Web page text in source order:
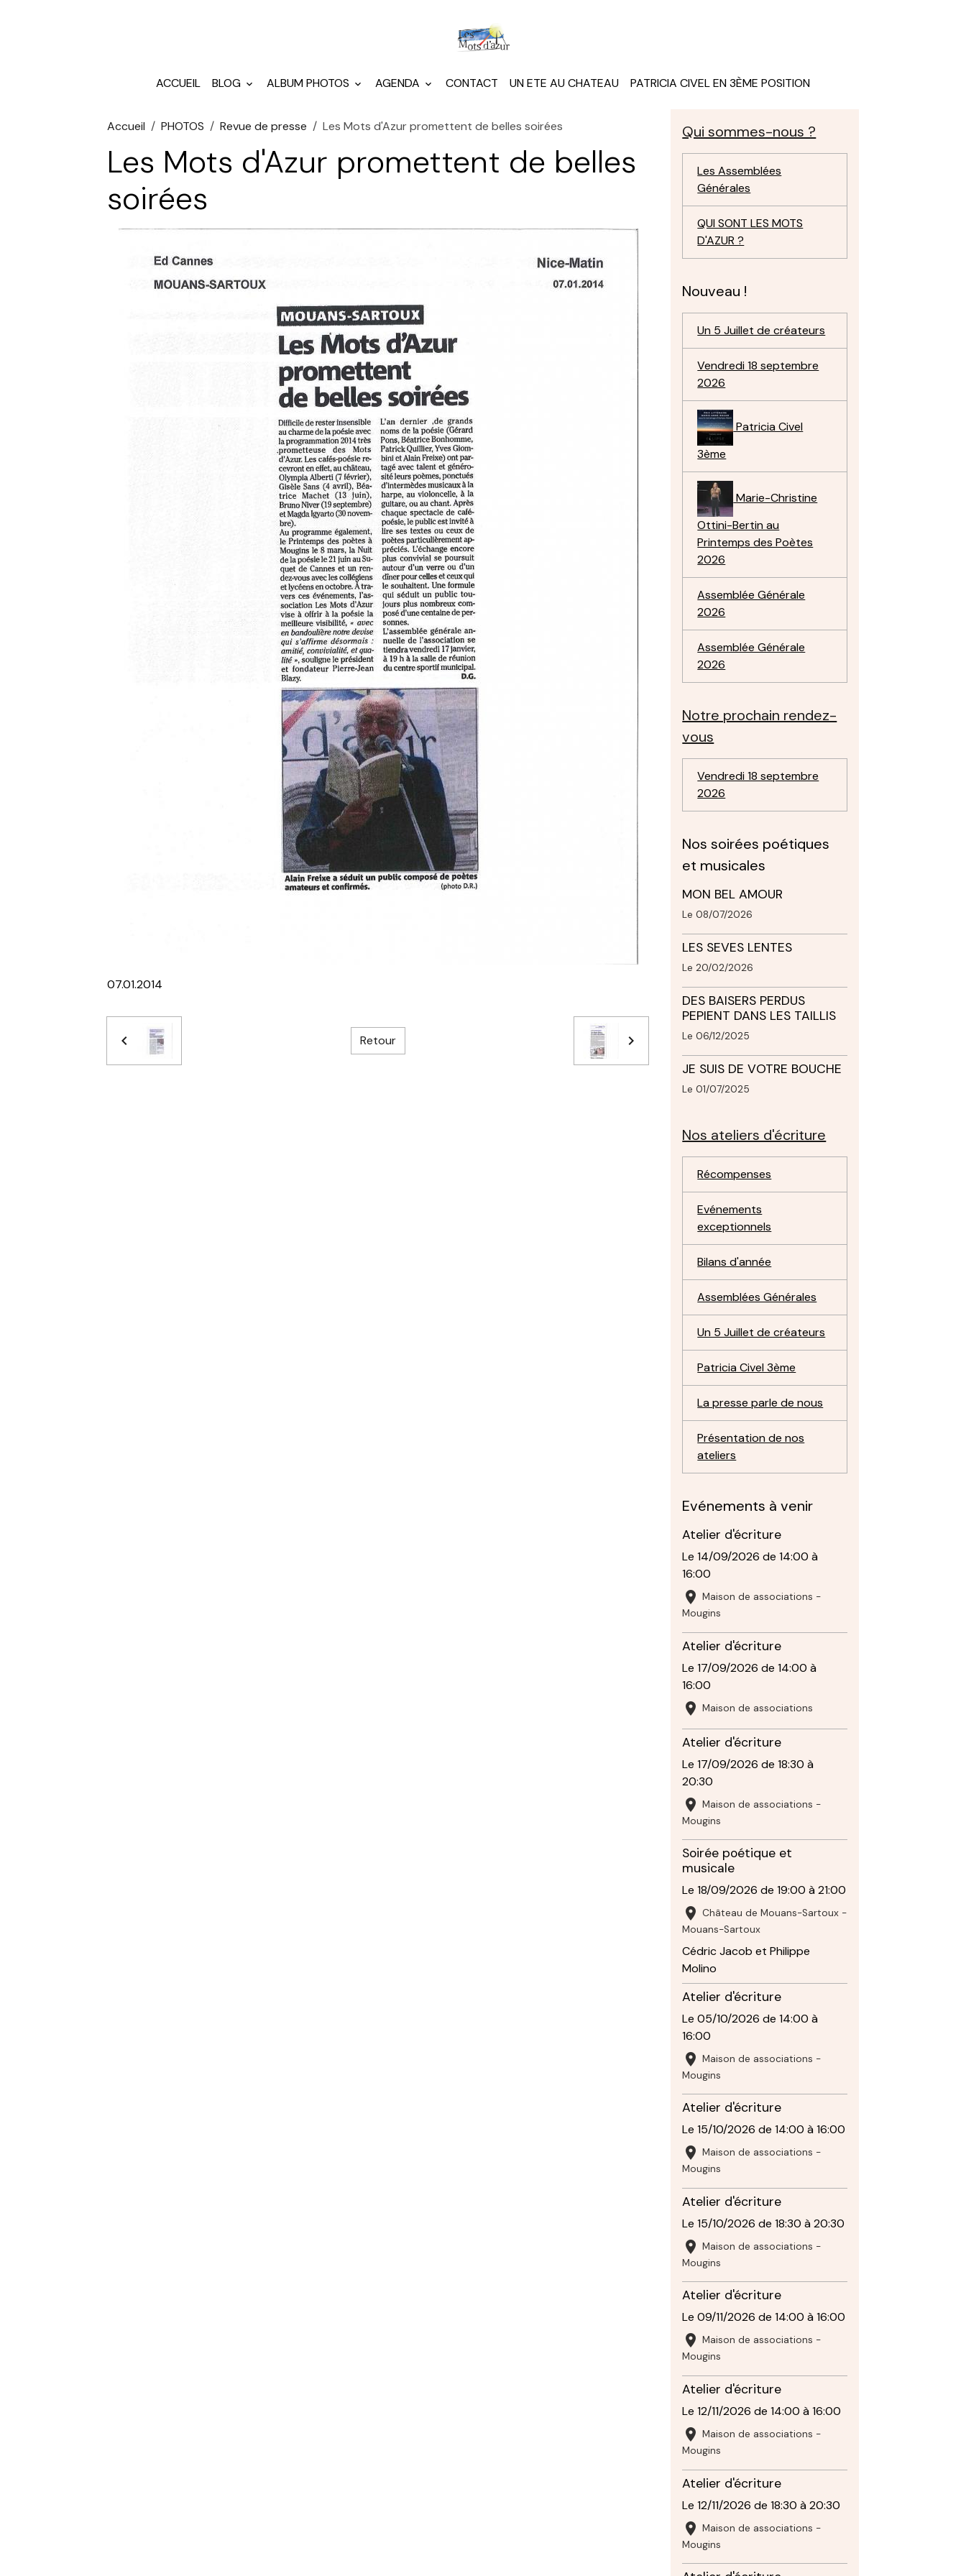
ACCUEIL BLOG ALBUM PHOTOS AGENDA CONTACT UN ETE AU CHATEAU PATRICIA CIVEL EN 3ÈME POSITION
Accueil PHOTOS Revue de presse Les Mots d'Azur promettent de belles soirées
Les Mots d'Azur promettent de belles
soirées
07.01.2014
Retour
Qui sommes-nous ?
Les Assemblées
Générales
QUI SONT LES MOTS
D'AZUR ?
Nouveau !
Un 5 Juillet de créateurs
Vendredi 18 septembre
2026
Patricia Civel
3ème
Marie-Christine
Ottini-Bertin au
Printemps des Poètes
2026
Assemblée Générale
2026
Assemblée Générale
2026
Notre prochain rendez-
vous
Vendredi 18 septembre
2026
Nos soirées poétiques
et musicales
MON BEL AMOUR
Le 08/07/2026
LES SEVES LENTES
Le 20/02/2026
DES BAISERS PERDUS
PEPIENT DANS LES TAILLIS
Le 06/12/2025
JE SUIS DE VOTRE BOUCHE
Le 01/07/2025
Nos ateliers d'écriture
Récompenses
Evénements
exceptionnels
Bilans d'année
Assemblées Générales
Un 5 Juillet de créateurs
Patricia Civel 3ème
La presse parle de nous
Présentation de nos
ateliers
Evénements à venir
Atelier d'écriture
Le 14/09/2026 de 14:00 à
16:00
Maison de associations -
Mougins
Atelier d'écriture
Le 17/09/2026 de 14:00 à
16:00
Maison de associations
Atelier d'écriture
Le 17/09/2026 de 18:30 à
20:30
Maison de associations -
Mougins
Soirée poétique et
musicale
Le 18/09/2026 de 19:00 à 21:00
Château de Mouans-Sartoux -
Mouans-Sartoux
Cédric Jacob et Philippe
Molino
Atelier d'écriture
Le 05/10/2026 de 14:00 à
16:00
Maison de associations -
Mougins
Atelier d'écriture
Le 15/10/2026 de 14:00 à 16:00
Maison de associations -
Mougins
Atelier d'écriture
Le 15/10/2026 de 18:30 à 20:30
Maison de associations -
Mougins
Atelier d'écriture
Le 09/11/2026 de 14:00 à 16:00
Maison de associations -
Mougins
Atelier d'écriture
Le 12/11/2026 de 14:00 à 16:00
Maison de associations -
Mougins
Atelier d'écriture
Le 12/11/2026 de 18:30 à 20:30
Maison de associations -
Mougins